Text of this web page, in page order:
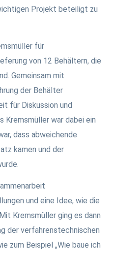
Projekt beteiligt zu
für
von 12 Behältern, die
Gemeinsam mit
der Behälter
für Diskussion und
war dabei ein
dass abweichende
kamen und der
und eine Idee, wie die
Kremsmüller ging es dann
der verfahrenstechnischen
zum Beispiel „Wie baue ich